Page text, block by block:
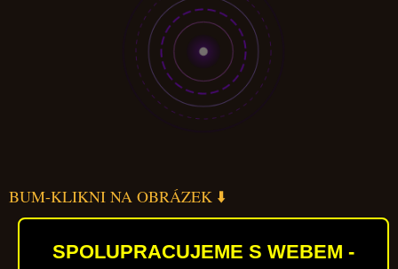
BUM-KLIKNI NA OBRÁZEK ⬇️
SPOLUPRACUJEME S WEBEM -